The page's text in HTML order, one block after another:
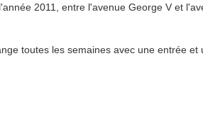
2011, entre l'avenue George V et
toutes les semaines avec une entrée et